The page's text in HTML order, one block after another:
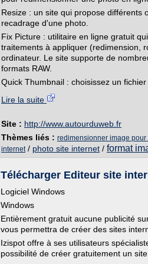
Resize : un site qui propose différents
recadrage d'une photo.
Fix Picture : utilitaire en ligne gratuit
traitements à appliquer (redimension,
ordinateur. Le site supporte de
formats RAW.
Quick Thumbnail : choisissez un
Lire la suite
Site : http://www.autourduweb.fr
Thèmes liés : redimensionner image pour
internet/ photo site internet / format
Télécharger Editeur site
Logiciel Windows
Windows
Entièrement gratuit aucune publicité
vous permettra de créer des sites
Izispot offre à ses utilisateurs
possibilité de créer gratuitement un